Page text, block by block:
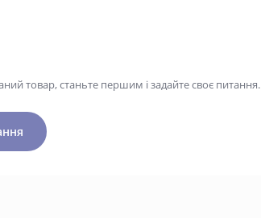
товар, станьте першим і задайте своє питання.